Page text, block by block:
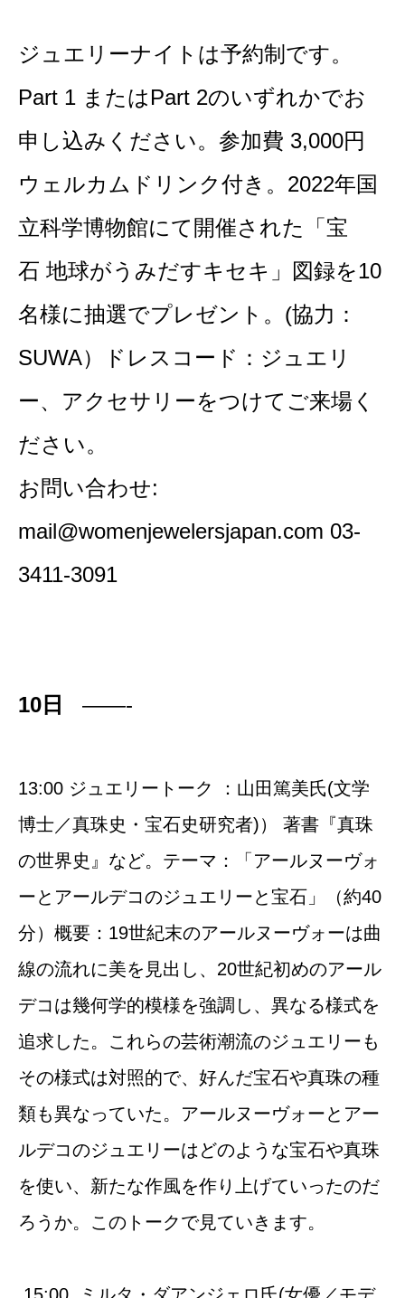
ジュエリーナイトは予約制です。
Part 1 またはPart 2のいずれかでお
申し込みください。参加費 3,000円
ウェルカムドリンク付き。2022年国
立科学博物館にて開催された「宝
石 地球がうみだすキセキ」図録を10
名様に抽選でプレゼント。(協力：
SUWA）ドレスコード：ジュエリ
ー、アクセサリーをつけてご来場く
ださい。
お問い合わせ:
mail@womenjewelersjapan.com 03-
3411-3091
10日 ——-
13:00 ジュエリートーク ：山田篤美氏(文学
博士／真珠史・宝石史研究者)） 著書『真珠
の世界史』など。テーマ：「アールヌーヴォ
ーとアールデコのジュエリーと宝石」（約40
分）概要：19世紀末のアールヌーヴォーは曲
線の流れに美を見出し、20世紀初めのアール
デコは幾何学的模様を強調し、異なる様式を
追求した。これらの芸術潮流のジュエリーも
その様式は対照的で、好んだ宝石や真珠の種
類も異なっていた。アールヌーヴォーとアー
ルデコのジュエリーはどのような宝石や真珠
を使い、新たな作風を作り上げていったのだ
ろうか。このトークで見ていきます。
15:00 ミルタ・ダアンジェロ氏(女優／モデ